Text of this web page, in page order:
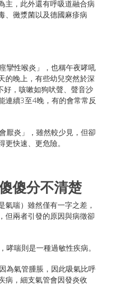
主，此外還有呼吸道融合病
、黴漿菌以及德國麻疹病
攣性喉炎」，也稱午夜哮吼
的晚上，有些幼兒突然於深
，咳嗽如狗吠聲、聲音沙
連續3至4晚，有的會常常反
厭炎」，雖然較少見，但卻
快速、更危險。
傻分不清楚
氣喘）雖然僅有一字之差，
但兩者引發的原因與病徵卻
哮喘則是一種過敏性疾病。
為氣管腫脹，因此吸氣比呼
病，細支氣管會因發炎收